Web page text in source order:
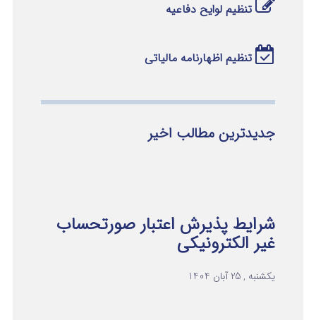
تنظیم لوایح دفاعیه
تنظیم اظهارنامه مالیاتی
جدیدترین مطالب اخیر
شرایط پذیرش اعتبار صورتحساب
غیر الکترونیکی
یکشنبه , 25 آبان 1404